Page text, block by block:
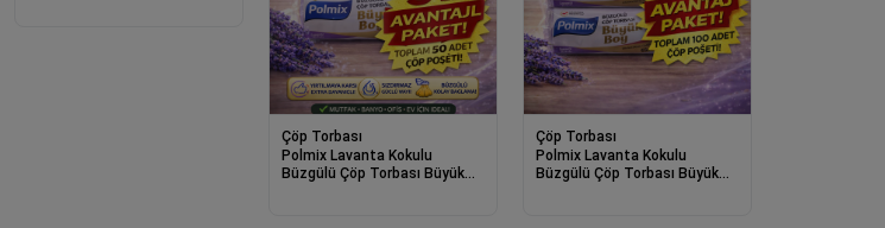
Çöp Torbası
Polmix Lavanta Kokulu
Büzgülü Çöp Torbası Büyük
Çöp Torbası
Polmix Lavanta Kokulu
Büzgülü Çöp Torbası Büyük